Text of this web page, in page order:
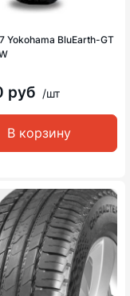
Yokohama BluEarth-GT
руб /шт
В корзину